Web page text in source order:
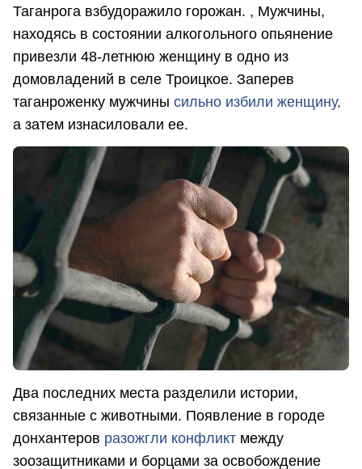
Таганрога взбудоражило горожан. , Мужчины,
находясь в состоянии алкогольного опьянение
привезли 48-летнюю женщину в одно из
домовладений в селе Троицкое. Заперев
таганроженку мужчины сильно избили женщину,
а затем изнасиловали ее.
Два последних места разделили истории,
связанные с животными. Появление в городе
донхантеров разожгли конфликт между
зоозащитниками и борцами за освобождение